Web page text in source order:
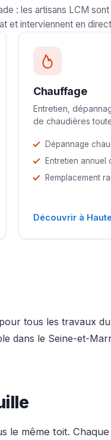
: les artisans LCM
et interviennent en
Chauffage
Entretien,
de chaudières
Dépannage
Entretien annuel
Remplacement
Découvrir à
tous les travaux
dans le Seine-et-
le même toit.